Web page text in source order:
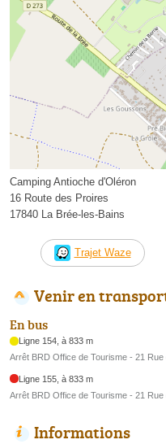
Camping Antioche d'Oléron
16 Route des Proires
17840 La Brée-les-Bains
Trajet Waze
Venir en
En bus
Ligne 154, à 833 m
Arrêt BRD Office de Tourisme - 21 Rue
Ligne 155, à 833 m
Arrêt BRD Office de Tourisme - 21 Rue
Informations